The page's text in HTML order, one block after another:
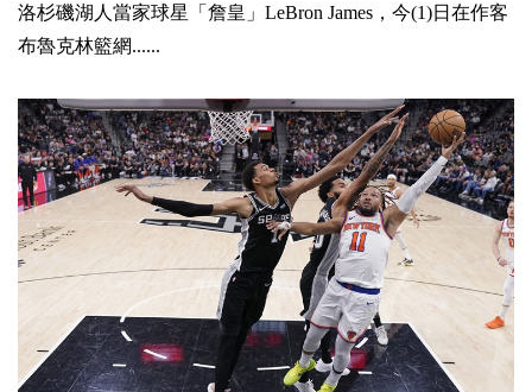
洛杉磯湖人當家球星「詹皇」LeBron James，今(1)日在作客
布魯克林籃網......